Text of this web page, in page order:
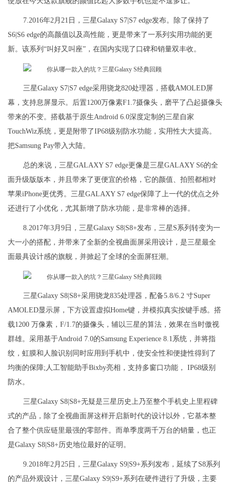
7.2016年2月21日，三星Galaxy S7|S7 edge发布。除了保持了
S6|S6 edge的高颜值以及高性能，更是带来了一系列实用功能的更
新。该系列“叫好又叫座”，在国内实现了口碑和销量双丰收。
三星Galaxy S7|S7 edge采用骁龙820处理器，搭载AMOLED屏
幕，支持息屏显示。后置1200万像素F1.7摄像头，磨平了凸起摄像头
带来的不变。搭载基于原生Android 6.0深度定制的三星自家
TouchWiz系统，更是附带了IP68级别防水功能，实用性大大提高。
把Samsung Pay带入大陆。
总的来说，三星GALAXY S7 edge更像是三星GALAXY S6的全
面升级版版本，并且带来了更便宜的价格，它的颜值、拍照都相对
苹果iPhone更优秀。三星GALAXY S7 edge保障了上一代的优点之外
还进行了小优化，尤其新增了防水功能，是非常棒的选择。
8.2017年3月9日，三星Galaxy S8|S8+发布，三星S系列转变为一
大一小的搭配，并带来了全新的全视曲面屏采用设计，是三星最全
面最具设计感的旗舰，并掀起了全球的全面屏狂潮。
三星Galaxy S8|S8+采用骁龙835处理器，配备5.8/6.2 寸Super
AMOLED显示屏，下方设置虚拟Home键，并模拟真实按键手感。搭
载1200 万像素，F/1.7的摄像头，辅以三星的算法，效果在当时傲视
群雄。采用基于Android 7.0的Samsung Experience 8.1系统，并将指
纹，虹膜和人脸识别同时应用到手机中，使安全性和便捷性得到了
均衡的保障;人工智能助手Bixby亮相，支持多窗口功能， IP68级别
防水。
三星Galaxy S8|S8+无疑是三星历史上乃至整个手机史上里程碑
式的产品，除了全视曲面屏这样开启新时代的设计以外，它基本整
合了整个供应链里最强的零部件。而单季度两千万台的销量，也正
是Galaxy S8|S8+历史地位最好的证明。
9.2018年2月25日，三星Galaxy S9|S9+系列发布，延续了S8系列
的产品外观设计，三星Galaxy S9|S9+系列在硬件进行了升级，主要